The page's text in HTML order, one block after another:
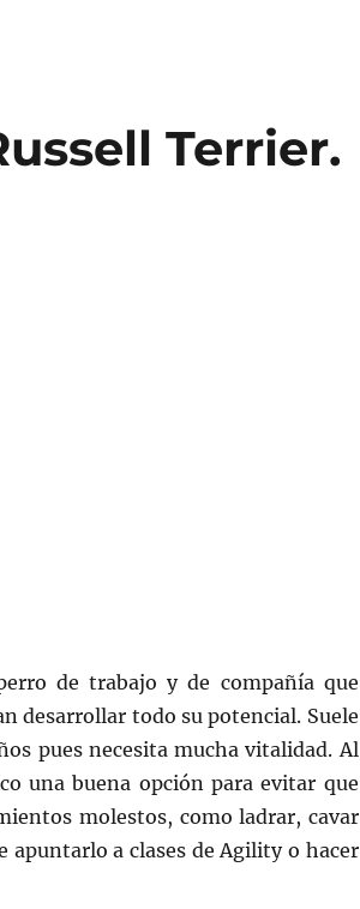
Terrier.
de trabajo y de compañía que
desarrollar todo su potencial. Suele
pues necesita mucha vitalidad. Al
una buena opción para evitar que
molestos, como ladrar, cavar
apuntarlo a clases de Agility o hacer